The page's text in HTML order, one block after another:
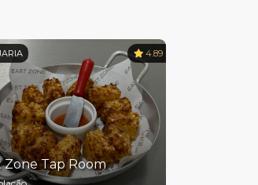
4.89
Zone Tap Room